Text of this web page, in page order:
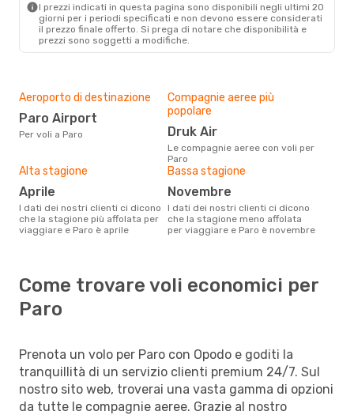
I prezzi indicati in questa pagina sono disponibili negli ultimi 20
giorni per i periodi specificati e non devono essere considerati
il ​​prezzo finale offerto. Si prega di notare che disponibilità e
prezzi sono soggetti a modifiche.
Aeroporto di destinazione
Paro Airport
Per voli a Paro
Compagnie aeree più
popolare
Druk Air
Le compagnie aeree con voli per
Paro
Alta stagione
aprile
I dati dei nostri clienti ci dicono
che la stagione più affolata per
viaggiare e Paro è aprile
Bassa stagione
novembre
I dati dei nostri clienti ci dicono
che la stagione meno affolata
per viaggiare e Paro è novembre
Come trovare voli economici per
Paro
Prenota un volo per Paro con Opodo e goditi la
tranquillità di un servizio clienti premium 24/7. Sul
nostro sito web, troverai una vasta gamma di opzioni
da tutte le compagnie aeree. Grazie al nostro